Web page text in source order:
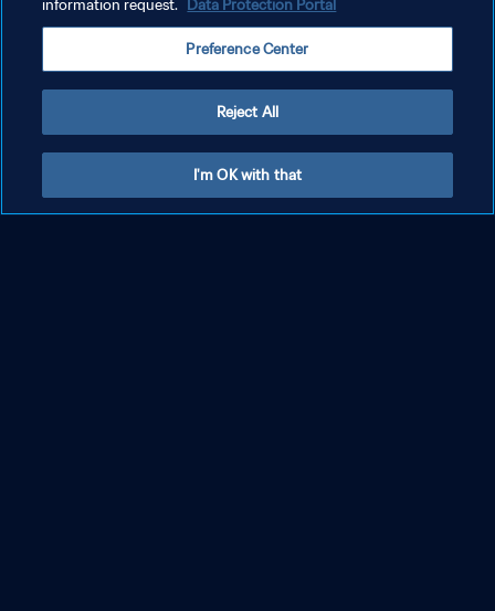
information request. Data Protection Portal
Preference Center
Reject All
I'm OK with that